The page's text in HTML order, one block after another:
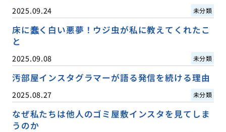
2025.09.24 未分類
床に蠢く白い悪夢！ウジ虫が私に教えてくれたこ
と
2025.09.08 未分類
汚部屋インスタグラマーが語る発信を続ける理由
2025.08.27 未分類
なぜ私たちは他人のゴミ屋敷インスタを見てしま
うのか